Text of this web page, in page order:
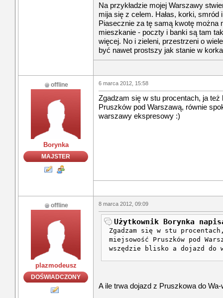
Na przykładzie mojej Warszawy
mija się z celem. Hałas, korki,
Piasecznie za tę samą kwotę można
mieszkanie - poczty i banki są tam
więcej. No i zieleni, przestrzeni o
być nawet prostszy jak stanie w
offline
Borynka
MAJSTER
6 marca 2012, 15:58
Zgadzam się w stu procentach, ja
Pruszków pod Warszawą, równie
warszawy ekspresowy :)
offline
plazmodeusz
DOŚWIADCZONY
8 marca 2012, 09:09
Użytkownik Borynka
Zgadzam się w stu
miejsowość Pruszków pod
wszędzie blisko a dojazd do
A ile trwa dojazd z Pruszkowa do